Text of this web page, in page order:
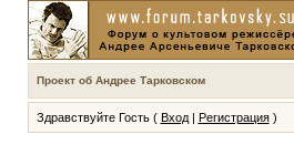
Проект об Андрее Тарковском
Здравствуйте Гость ( Вход| Регистрация)